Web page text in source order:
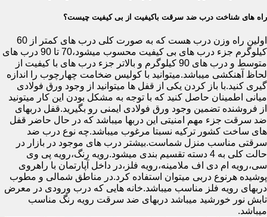
راه های شناخت درب ضد سرقت باکیفیت از بی کیفیت چیست؟
اولین راه وزن درب هست که به صورت کلی درب های کمتر از 60
کیلوگرم جزء درب های بی کیفیت محسوب میشود،70 تا 90 درب های
متوسط و درب های 90 کیلوگرم و بالاتر جزء درب های با کیفیت از
لحاظ آهنکشی میباشد.میتوانید با کولیس ضخامت چهارچوب را اندازه
گیری کنید.با باز کردن یکی از قفل ها میتوانید از وجود ورق فولادی
میانی اطمینان حاصل کنید که با توجه به مشکل بودن این کار میتونید
از فروشنده تضمین وجود ورق فولادی ایمنی رو بگیرید.قفل دربهای
ضد سرقت جزء مهم امنیتی این دربها میباشد که در حال حاضر قفل
های ساخت کشور ترکیه نسبتا مرغوب میباشد.چه نوع درب ضد
سرقتی مناسب منزل شماست.بیشتر درب های موجود در بازار در
حالت کلی به 4 دسته تقسیم بندی میشود.رویه رنگ،رویه پی وی
سی،رویه ام دی اف ملامینه،رویه فلز،در داخل آپارتمان با راهروی
پوشیده هرنوع دربی میتوان استفاده کرد.در مناطق شمالی و مطوب
دربهای رویه فلز مناسب میباشد.خانه هایی که درب ورودی در معرض
تابش نور خورشید میباشد دربهای ضد سرقت رویه رنگ مناسب
میباشد.